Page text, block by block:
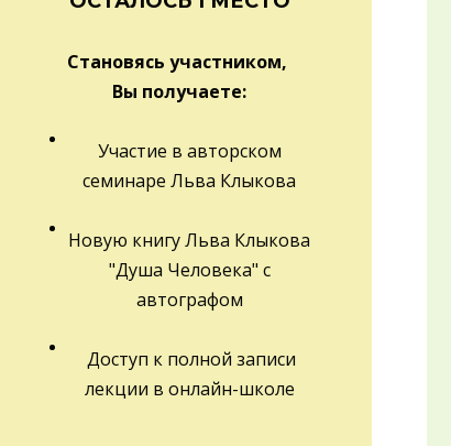
Становясь участником,
Вы получаете:
Участие в авторском
семинаре Льва Клыкова
Новую книгу Льва Клыкова
"Душа Человека" с
автографом
Доступ к полной записи
лекции в онлайн-школе